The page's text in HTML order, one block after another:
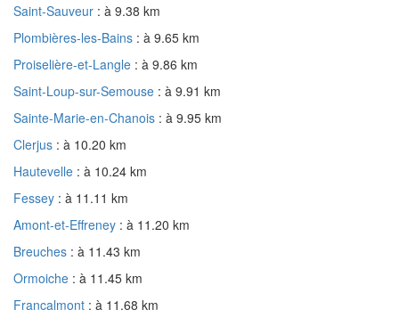
Saint-Sauveur : à 9.38 km
Plombières-les-Bains : à 9.65 km
Proiselière-et-Langle : à 9.86 km
Saint-Loup-sur-Semouse : à 9.91 km
Sainte-Marie-en-Chanois : à 9.95 km
Clerjus : à 10.20 km
Hautevelle : à 10.24 km
Fessey : à 11.11 km
Amont-et-Effreney : à 11.20 km
Breuches : à 11.43 km
Ormoiche : à 11.45 km
Francalmont : à 11.68 km